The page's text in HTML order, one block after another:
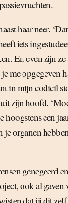
haar neer.
iets
En even zijn
me opgegeven
in mijn codicil
zijn hoofd.
hoogstens een
je organen
genegeerd
ook al gaven
dat jij dit